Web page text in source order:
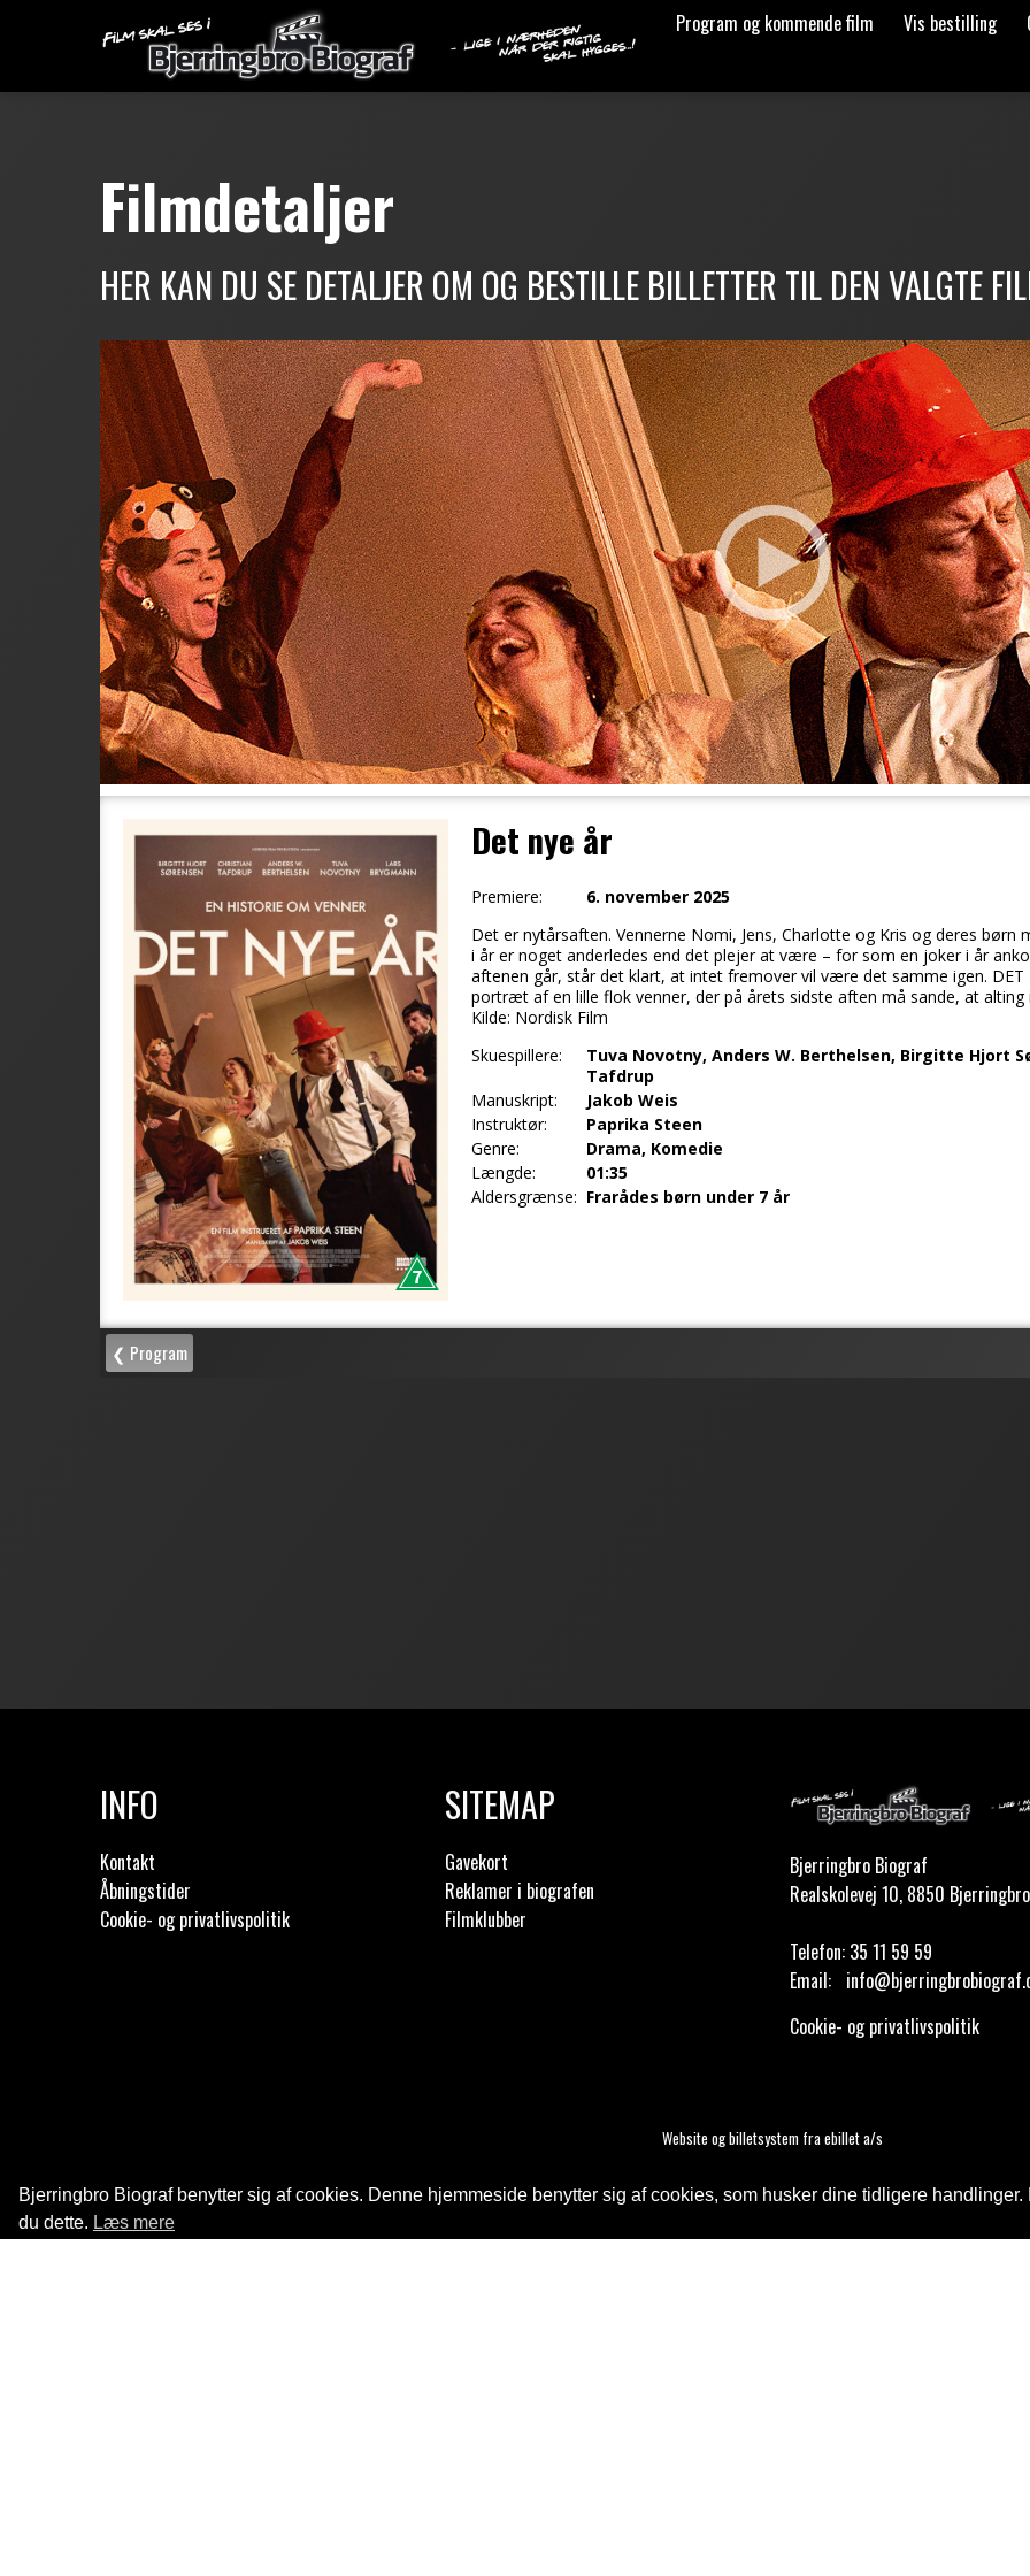
Bjerringbro Biograf benytter sig af cookies. Denne hjemmeside benytter sig af cookies, som husker dine tidligere
du dette. Læs mere
Program og kommende film Vis bestilling
INFO
Kontakt
Åbningstider
Cookie- og privatlivspolitik
SITEMAP
Gavekort
Reklamer i biografen
Filmklubber
Bjerringbro Biograf
Realskolevej 10, 8850 Bjerringbro
Telefon: 35 11 59 59
Email:
Cookie- og privatlivspolitik
Website og billetsystem fra ebillet a/s